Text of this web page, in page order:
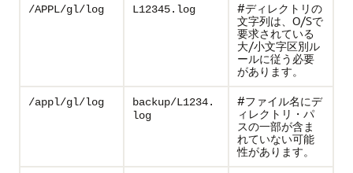
/APPL/gl/log L12345.log
#ディレクトリの
文字列は、O/Sで
要求されている
大/小文字区別ル
ールに従う必要
があります。
/appl/gl/log
backup/L1234.
log
#ファイル名にデ
ィレクトリ・パ
スの一部が含ま
れていない可能
性があります。